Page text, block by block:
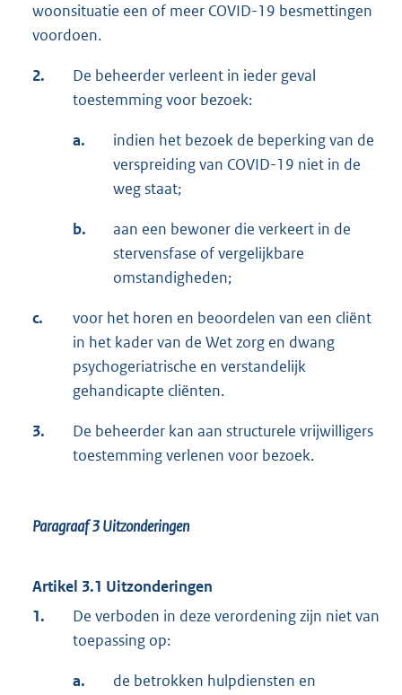
woonsituatie een of meer COVID-19 besmettingen
voordoen.
2.
De beheerder verleent in ieder geval
toestemming voor bezoek:
a.
indien het bezoek de beperking van de
verspreiding van COVID-19 niet in de
weg staat;
b.
aan een bewoner die verkeert in de
stervensfase of vergelijkbare
omstandigheden;
c.
voor het horen en beoordelen van een cliënt
in het kader van de Wet zorg en dwang
psychogeriatrische en verstandelijk
gehandicapte cliënten.
3.
De beheerder kan aan structurele vrijwilligers
toestemming verlenen voor bezoek.
Paragraaf 3Uitzonderingen
Artikel 3.1 Uitzonderingen
1.
De verboden in deze verordening zijn niet van
toepassing op:
a. de betrokken hulpdiensten en